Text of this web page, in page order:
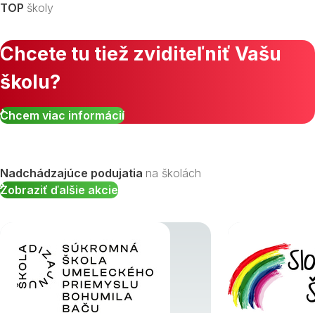
TOP školy
Chcete tu tiež zviditeľniť Vašu
školu?
Chcem viac informácií
Nadchádzajúce podujatia na školách
Zobraziť ďalšie akcie